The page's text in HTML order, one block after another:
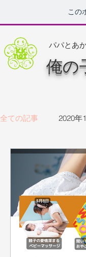
この
パパとあ
俺の
全ての記事 2020年
2023年5月子育て